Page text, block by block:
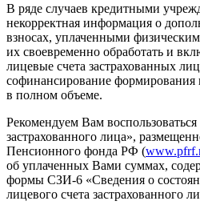
В ряде случаев кредитными
некорректная информация о
взносах, уплаченными
их своевременно обработать и
лицевые счета застрахованных
софинансирование
в полном объеме.
Рекомендуем Вам
застрахованного лица»,
Пенсионного фонда РФ (
об уплаченных Вами суммах,
формы СЗИ-6 «Сведения о
лицевого счета застрахованного